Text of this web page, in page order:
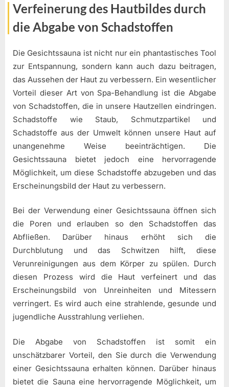
Verfeinerung des Hautbildes durch
die Abgabe von Schadstoffen
Die Gesichtssauna ist nicht nur ein phantastisches Tool
zur Entspannung, sondern kann auch dazu beitragen,
das Aussehen der Haut zu verbessern. Ein wesentlicher
Vorteil dieser Art von Spa-Behandlung ist die Abgabe
von Schadstoffen, die in unsere Hautzellen eindringen.
Schadstoffe wie Staub, Schmutzpartikel und
Schadstoffe aus der Umwelt können unsere Haut auf
unangenehme Weise beeinträchtigen. Die
Gesichtssauna bietet jedoch eine hervorragende
Möglichkeit, um diese Schadstoffe abzugeben und das
Erscheinungsbild der Haut zu verbessern.
Bei der Verwendung einer Gesichtssauna öffnen sich
die Poren und erlauben so den Schadstoffen das
Abfließen. Darüber hinaus erhöht sich die
Durchblutung und das Schwitzen hilft, diese
Verunreinigungen aus dem Körper zu spülen. Durch
diesen Prozess wird die Haut verfeinert und das
Erscheinungsbild von Unreinheiten und Mitessern
verringert. Es wird auch eine strahlende, gesunde und
jugendliche Ausstrahlung verliehen.
Die Abgabe von Schadstoffen ist somit ein
unschätzbarer Vorteil, den Sie durch die Verwendung
einer Gesichtssauna erhalten können. Darüber hinaus
bietet die Sauna eine hervorragende Möglichkeit, um